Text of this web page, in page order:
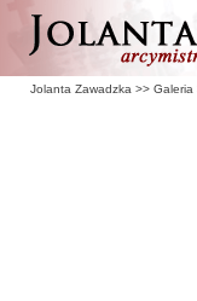
Jolanta Zawadzka >> Galeria